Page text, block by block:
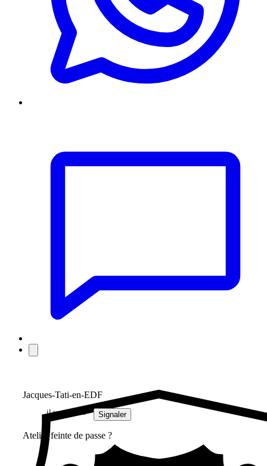
Jacques-Tati-en-EDF
il y a 1 mois Signaler
Atelier feinte de passe ?